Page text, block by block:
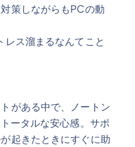
策しながらもPCの動
ス溜まるなんてこと
がある中で、ノートン
ータルな安心感。サポ
起きたときにすぐに助